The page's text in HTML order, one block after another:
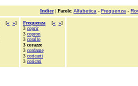
Indice| Parole: Alfabetica - Frequenza -
[« »]
Frequenza [« »]
3 coprir
3 copron
3 corallo
3 corazze
3 cordame
3 coricarti
3 coricati